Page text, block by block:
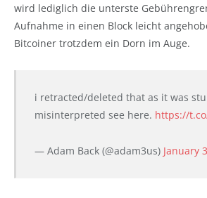
wird lediglich die unterste
Aufnahme in einen Block leicht
Bitcoiner trotzdem ein Dorn im Auge.
i retracted/deleted that as it was
misinterpreted see here. https://
— Adam Back (@adam3us) January